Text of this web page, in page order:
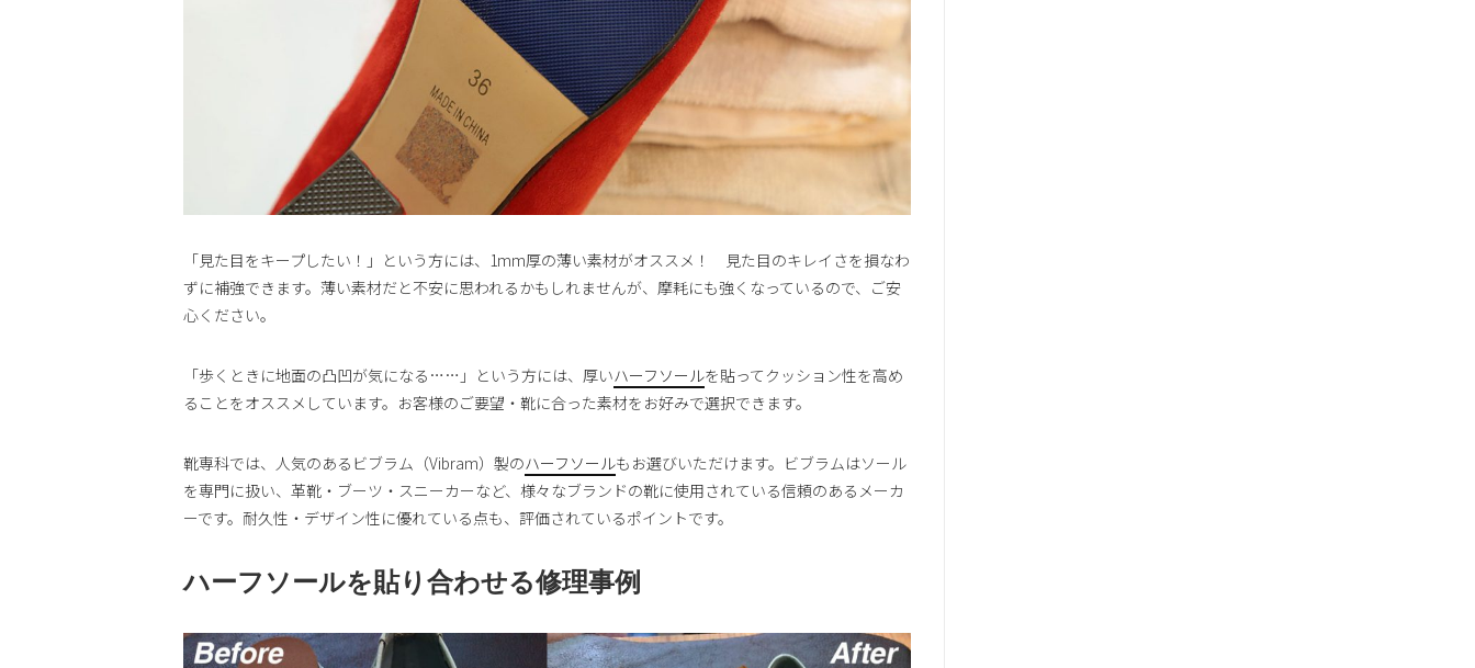
「見た目をキープしたい！」という方には、1mm厚の薄い素材がオススメ！ 見た目のキレイさを損なわ
ずに補強できます。薄い素材だと不安に思われるかもしれませんが、摩耗にも強くなっているので、ご安
心ください。
「歩くときに地面の凸凹が気になる……」という方には、厚いハーフソールを貼ってクッション性を高め
ることをオススメしています。お客様のご要望・靴に合った素材をお好みで選択できます。
靴専科では、人気のあるビブラム（Vibram）製のハーフソールもお選びいただけます。ビブラムはソール
を専門に扱い、革靴・ブーツ・スニーカーなど、様々なブランドの靴に使用されている信頼のあるメーカ
ーです。耐久性・デザイン性に優れている点も、評価されているポイントです。
ハーフソールを貼り合わせる修理事例